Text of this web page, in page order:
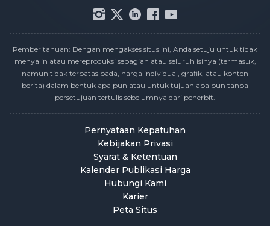
Pemberitahuan: Dengan mengakses situs ini, Anda setuju untuk tidak
menyalin atau mereproduksi sebagian atau seluruh isinya (termasuk,
namun tidak terbatas pada, harga individual, grafik, atau konten
berita) dalam bentuk apa pun atau untuk tujuan apa pun tanpa
persetujuan tertulis sebelumnya dari penerbit.
Pernyataan Kepatuhan
Kebijakan Privasi
Syarat & Ketentuan
Kalender Publikasi Harga
Hubungi Kami
Karier
Peta Situs